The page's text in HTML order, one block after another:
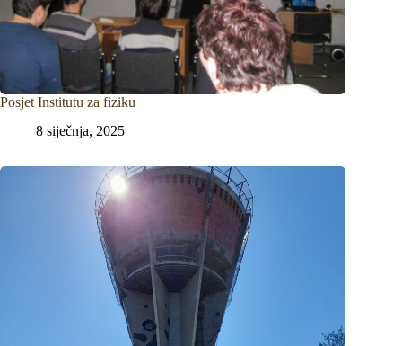
Posjet Institutu za fiziku
8 siječnja, 2025